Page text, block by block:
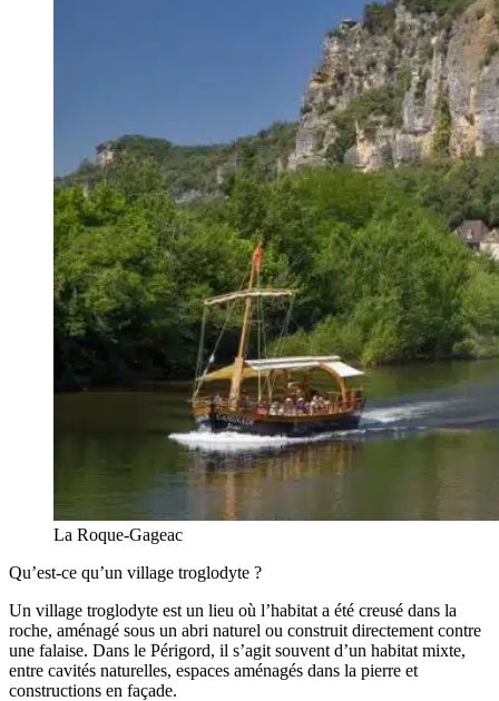
La Roque-Gageac
Qu’est-ce qu’un village troglodyte ?
Un village troglodyte est un lieu où l’habitat a été creusé dans la
roche, aménagé sous un abri naturel ou construit directement contre
une falaise. Dans le Périgord, il s’agit souvent d’un habitat mixte,
entre cavités naturelles, espaces aménagés dans la pierre et
constructions en façade.